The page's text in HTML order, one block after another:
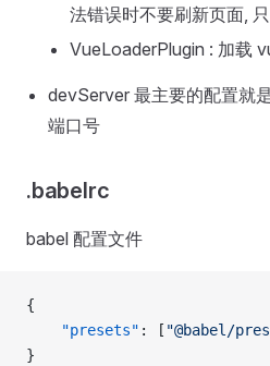
法错误时不要刷新页面,
VueLoaderPlugin : 加载
devServer 最主要的配置就
端口号
.babelrc
babel 配置文件
{
    "presets"
: [ "@babel/
}